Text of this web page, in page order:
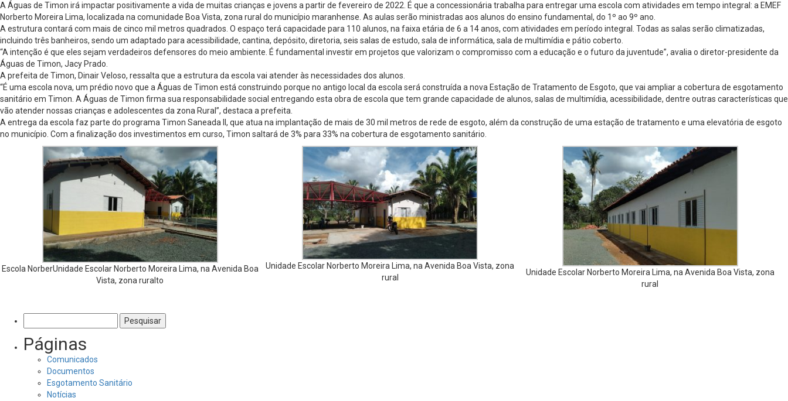
A Águas de Timon irá impactar positivamente a vida de muitas crianças e jovens a partir de fevereiro de 2022. É que a concessionária trabalha para entregar uma escola com atividades em tempo integral: a EMEF
Norberto Moreira Lima, localizada na comunidade Boa Vista, zona rural do município maranhense. As aulas serão ministradas aos alunos do ensino fundamental, do 1º ao 9º ano.
A estrutura contará com mais de cinco mil metros quadrados. O espaço terá capacidade para 110 alunos, na faixa etária de 6 a 14 anos, com atividades em período integral. Todas as salas serão climatizadas,
incluindo três banheiros, sendo um adaptado para acessibilidade, cantina, depósito, diretoria, seis salas de estudo, sala de informática, sala de multimídia e pátio coberto.
“A intenção é que eles sejam verdadeiros defensores do meio ambiente. É fundamental investir em projetos que valorizam o compromisso com a educação e o futuro da juventude”, avalia o diretor-presidente da
Águas de Timon, Jacy Prado.
A prefeita de Timon, Dinair Veloso, ressalta que a estrutura da escola vai atender às necessidades dos alunos.
“É uma escola nova, um prédio novo que a Águas de Timon está construindo porque no antigo local da escola será construída a nova Estação de Tratamento de Esgoto, que vai ampliar a cobertura de esgotamento
sanitário em Timon. A Águas de Timon firma sua responsabilidade social entregando esta obra de escola que tem grande capacidade de alunos, salas de multimídia, acessibilidade, dentre outras características que
vão atender nossas crianças e adolescentes da zona Rural”, destaca a prefeita.
A entrega da escola faz parte do programa Timon Saneada II, que atua na implantação de mais de 30 mil metros de rede de esgoto, além da construção de uma estação de tratamento e uma elevatória de esgoto
no município. Com a finalização dos investimentos em curso, Timon saltará de 3% para 33% na cobertura de esgotamento sanitário.
Escola NorberUnidade Escolar Norberto Moreira Lima, na Avenida Boa
Vista, zona ruralto
Unidade Escolar Norberto Moreira Lima, na Avenida Boa Vista, zona
rural
Unidade Escolar Norberto Moreira Lima, na Avenida Boa Vista, zona
rural
por:
Páginas
Comunicados
Documentos
Esgotamento Sanitário
Notícias